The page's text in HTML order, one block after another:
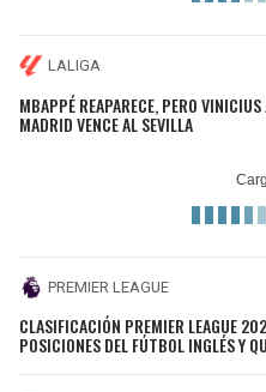
LALIGA
MBAPPÉ REAPARECE, PERO
MADRID VENCE AL SEVILLA
PREMIER LEAGUE
CLASIFICACIÓN PREMIER LEAGUE
POSICIONES DEL FÚTBOL INGLÉS Y